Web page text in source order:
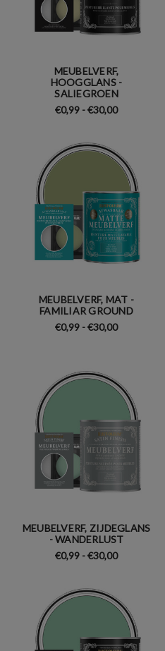
MEUBELVERF,
HOOGGLANS -
SALIEGROEN
€0,99 - €30,00
MEUBELVERF, MAT -
FAMILIAR GROUND
€0,99 - €30,00
MEUBELVERF, ZIJDEGLANS
- WANDERLUST
€0,99 - €30,00